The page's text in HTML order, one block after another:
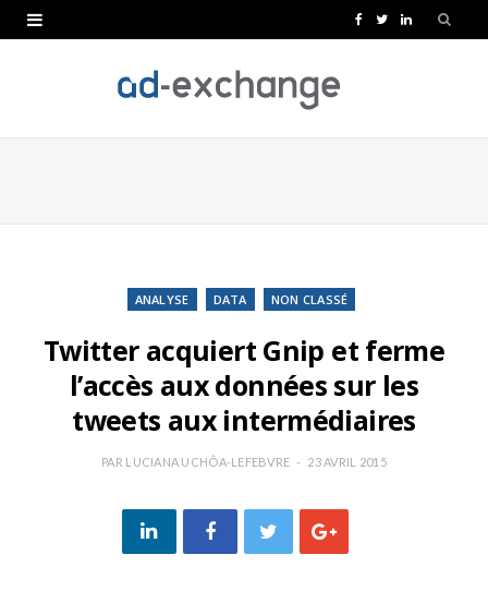
e
T
t
L
k
ANALYSE DATA NON CLASSÉ
Twitter acquiert Gnip et ferme
l’accès aux données sur les
tweets aux intermédiaires
PAR LUCIANA UCHÔA-LEFEBVRE 23 AVRIL 2015